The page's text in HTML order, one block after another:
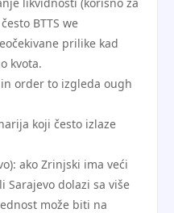
BTTS we
prilike kad
kvota.
order to izgleda ough
koji često izlaze
ako Zrinjski ima veći
Sarajevo dolazi sa više
može biti na